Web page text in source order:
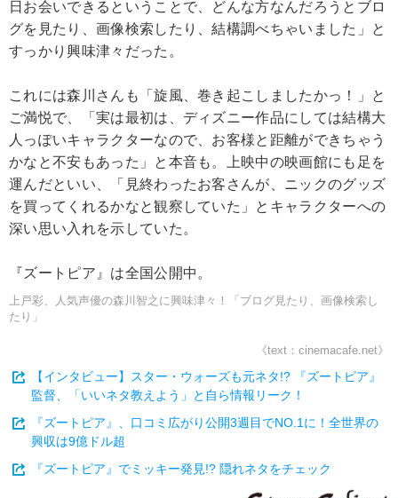
日お会いできるということで、どんな方なんだろうとブロ
グを見たり、画像検索したり、結構調べちゃいました」と
すっかり興味津々だった。
これには森川さんも「旋風、巻き起こしましたかっ！」と
ご満悦で、「実は最初は、ディズニー作品にしては結構大
人っぽいキャラクターなので、お客様と距離ができちゃう
かなと不安もあった」と本音も。上映中の映画館にも足を
運んだといい、「見終わったお客さんが、ニックのグッズ
を買ってくれるかなと観察していた」とキャラクターへの
深い思い入れを示していた。
『ズートピア』は全国公開中。
上戸彩、人気声優の森川智之に興味津々！「ブログ見たり、画像検索し
たり」
《text：cinemacafe.net》
【インタビュー】スター・ウォーズも元ネタ!? 『ズートピア』
監督、「いいネタ教えよう」と自ら情報リーク！
『ズートピア』、口コミ広がり公開3週目でNO.1に！全世界の
興収は9億ドル超
『ズートピア』でミッキー発見!? 隠れネタをチェック